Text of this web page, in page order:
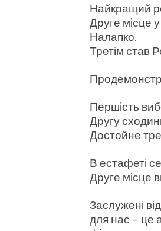
Найкращий
Друге місце
Налапко.
Третім став
Першість
Другу
Достойне
В естафеті
Друге місце
Заслужені
для нас – це